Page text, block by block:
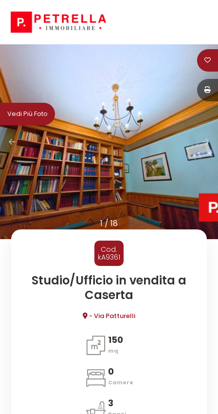
1/18
Vedi Più Foto
Cod.
kA9361
Studio/Ufficio in vendita a
Caserta
- Via Patturelli
150
mq
0
Camere
3
HOME
IN
VENDITA
IN
AFFITTO
NEWS
CONTATTI
Codice
Qualsiasi
Vendita
Affitto
Scegli
dove
cercare
Comune